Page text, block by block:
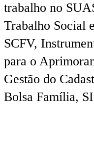
trabalho no
Trabalho Social
SCFV,
para o
Gestão do
Bolsa Família,